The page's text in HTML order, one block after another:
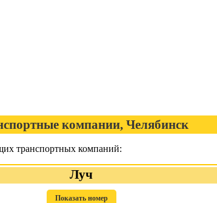
компании, Челябинск
транспортных компаний:
Луч
Показать номер